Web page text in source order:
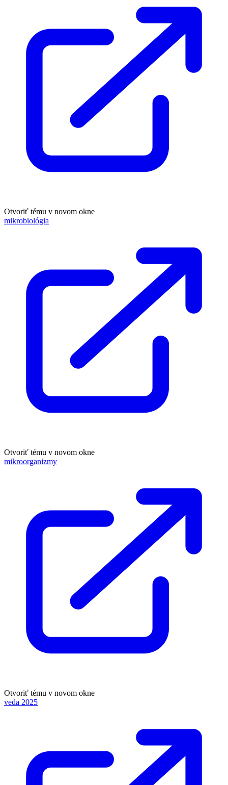
Otvoriť tému v novom okne
mikrobiológia
Otvoriť tému v novom okne
mikroorganizmy
Otvoriť tému v novom okne
veda 2025